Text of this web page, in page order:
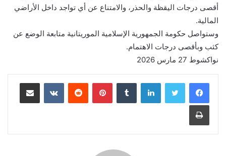
أقصى درجات اليقظة والحذر، والامتناع عن أي تواجد داخل الأراضي
المالية.
وستواصل حكومة الجمهورية الإسلامية الموريتانية متابعة الوضع عن
كثب وبأقصى درجات الاهتمام.
نواكشوط 27 مارس 2026
لينكدإن بينتيريست مشاركة عبر البريد
طباعة